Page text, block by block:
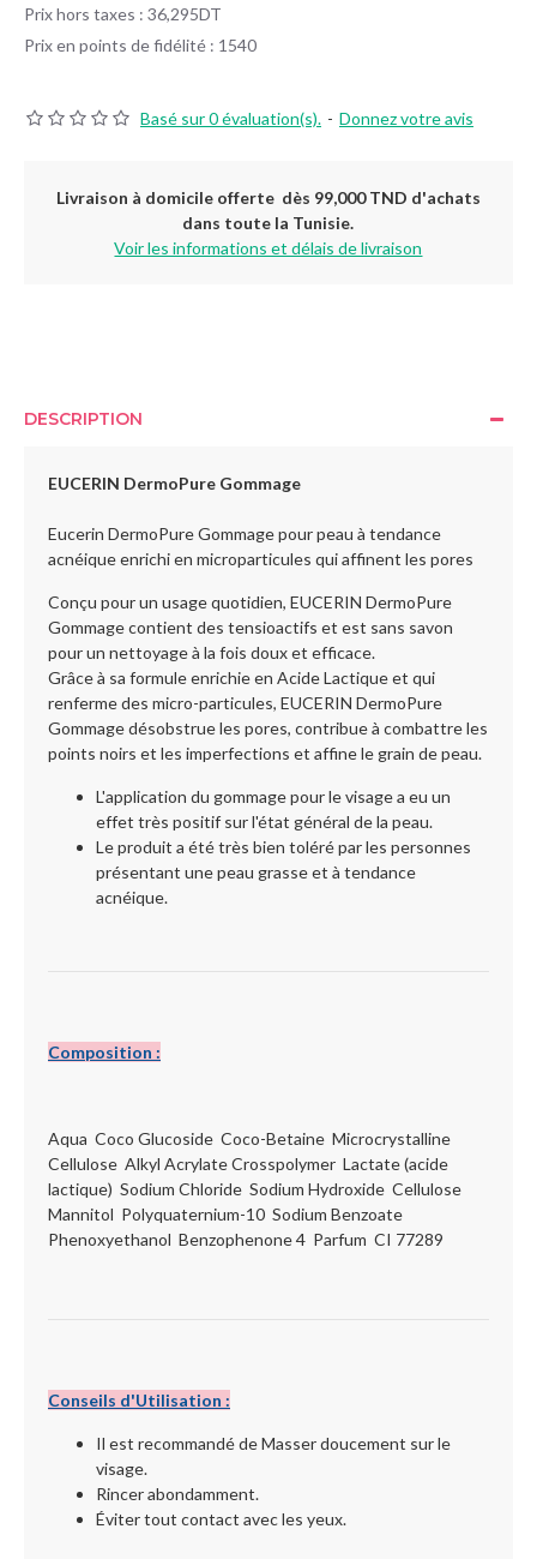
Basé sur 0 évaluation(s). - Donnez votre avis
Prix hors taxes : 36,295DT
Prix en points de fidélité : 1540
Livraison à domicile offerte dès 99,000 TND d'achats
dans toute la Tunisie.
Voir les informations et délais de livraison
DESCRIPTION
EUCERIN DermoPure Gommage
Eucerin DermoPure Gommage pour peau à tendance
acnéique enrichi en microparticules qui affinent les pores
Conçu pour un usage quotidien, EUCERIN DermoPure
Gommage contient des tensioactifs et est sans savon
pour un nettoyage à la fois doux et efficace.
Grâce à sa formule enrichie en Acide Lactique et qui
renferme des micro-particules, EUCERIN DermoPure
Gommage désobstrue les pores, contribue à combattre les
points noirs et les imperfections et affine le grain de peau.
L'application du gommage pour le visage a eu un
effet très positif sur l'état général de la peau.
Le produit a été très bien toléré par les personnes
présentant une peau grasse et à tendance
acnéique.
Composition :
Aqua Coco Glucoside Coco-Betaine Microcrystalline
Cellulose Alkyl Acrylate Crosspolymer Lactate (acide
lactique) Sodium Chloride Sodium Hydroxide Cellulose
Mannitol Polyquaternium-10 Sodium Benzoate
Phenoxyethanol Benzophenone 4 Parfum CI 77289
Conseils d'Utilisation :
Il est recommandé de Masser doucement sur le
visage.
Rincer abondamment.
Éviter tout contact avec les yeux.